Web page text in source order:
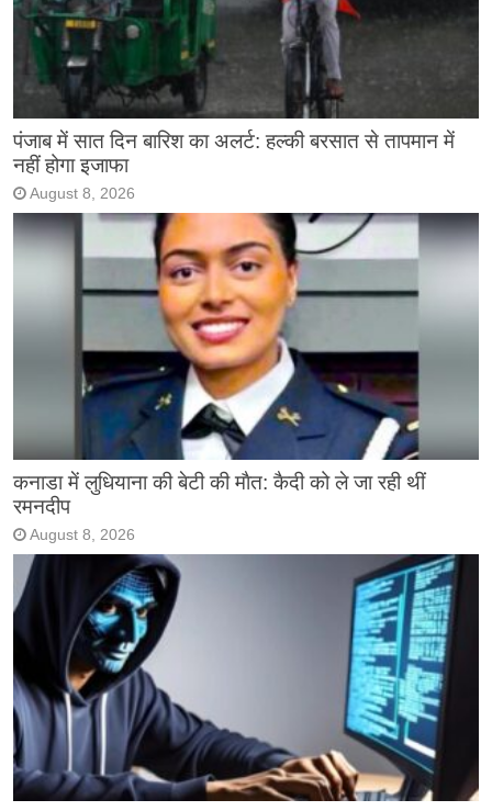
पंजाब में सात दिन बारिश का अलर्ट: हल्की बरसात से तापमान में
नहीं होगा इजाफा
August 8, 2026
कनाडा में लुधियाना की बेटी की माैत: कैदी को ले जा रही थीं
रमनदीप
August 8, 2026